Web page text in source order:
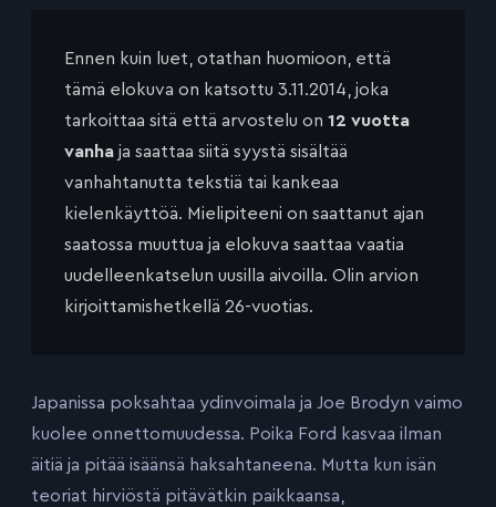
Ennen kuin luet, otathan huomioon, että
tämä elokuva on katsottu 3.11.2014, joka
tarkoittaa sitä että arvostelu on 12 vuotta
vanha ja saattaa siitä syystä sisältää
vanhahtanutta tekstiä tai kankeaa
kielenkäyttöä. Mielipiteeni on saattanut ajan
saatossa muuttua ja elokuva saattaa vaatia
uudelleenkatselun uusilla aivoilla. Olin arvion
kirjoittamishetkellä 26-vuotias.
Japanissa poksahtaa ydinvoimala ja Joe Brodyn vaimo
kuolee onnettomuudessa. Poika Ford kasvaa ilman
äitiä ja pitää isäänsä haksahtaneena. Mutta kun isän
teoriat hirviöstä pitävätkin paikkaansa,